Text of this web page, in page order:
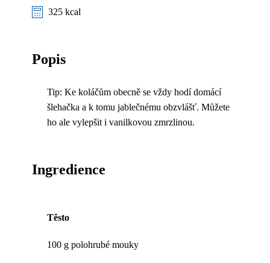
325 kcal
Popis
Tip: Ke koláčům obecně se vždy hodí domácí
šlehačka a k tomu jablečnému obzvlášť. Můžete
ho ale vylepšit i vanilkovou zmrzlinou.
Ingredience
Těsto
100 g polohrubé mouky